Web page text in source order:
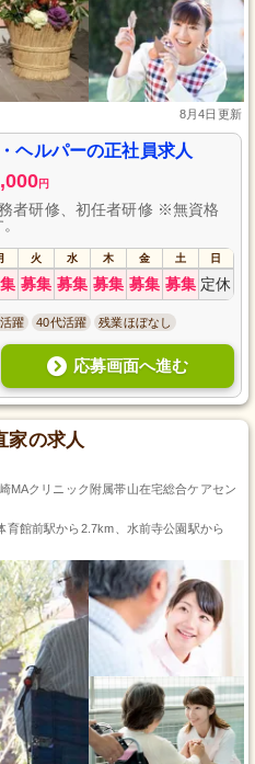
8月4日更新
ヘルパーの正社員求人
円
者研修、初任者研修 ※無資格
火 水 木 金 土 日
募集 募集 募集 募集 募集 定休
躍 40代活躍 残業ほぼなし
応募画面へ進む
家の求人
MAクリニック附属帯山在宅総合ケアセン
育館前駅から2.7km、水前寺公園駅から